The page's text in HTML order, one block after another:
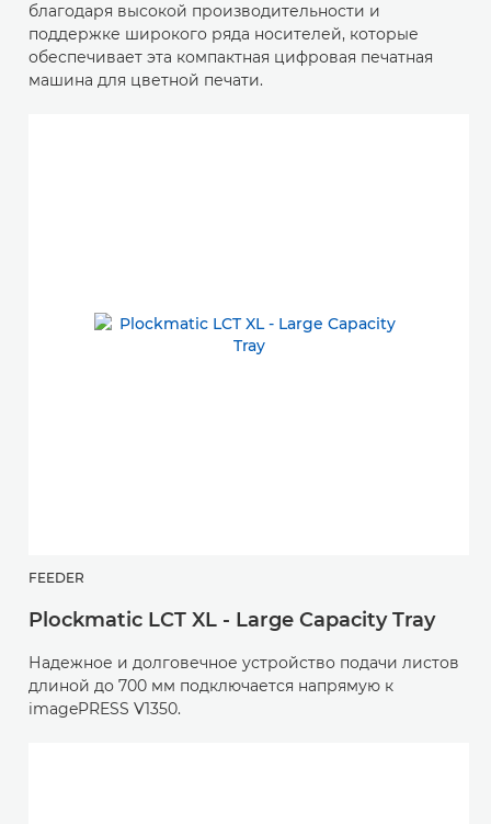
благодаря высокой производительности и
поддержке широкого ряда носителей, которые
обеспечивает эта компактная цифровая печатная
машина для цветной печати.
FEEDER
Plockmatic LCT XL - Large Capacity Tray
Надежное и долговечное устройство подачи листов
длиной до 700 мм подключается напрямую к
imagePRESS V1350.